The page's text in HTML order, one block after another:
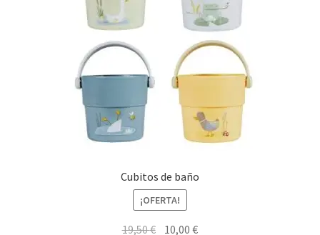
Cubitos de baño
¡OFERTA!
19,50€ El10,00€El